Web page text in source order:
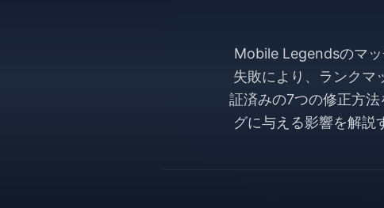
Mobile Legendsのマ
失敗により、ランクマ
証済みの7つの修正方
グに与える影響を解説